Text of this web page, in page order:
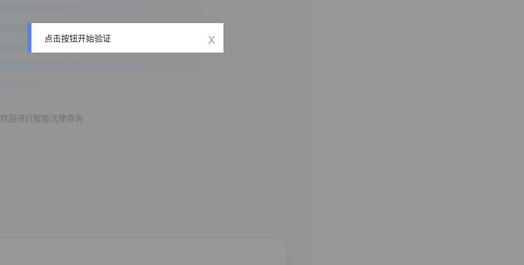
欢迎进行智能法律咨询
点击按钮开始验证 x